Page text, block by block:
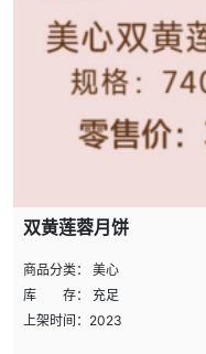
双黄莲蓉月饼
商品分类： 美心
库 存： 充足
上架时间：2023